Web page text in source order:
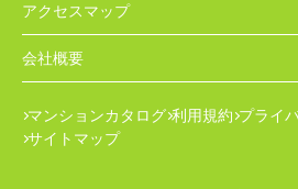
アクセスマップ
会社概要
マンションカタログ 利用規約 プライ
サイトマップ